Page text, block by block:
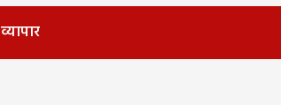
व्यापार